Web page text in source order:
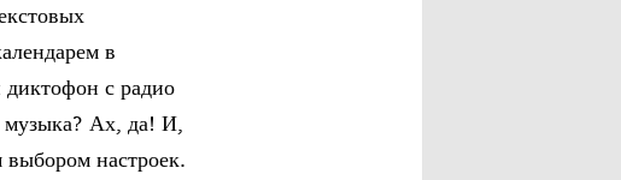
в
диктофон с радио
Ах, да! И,
настроек.